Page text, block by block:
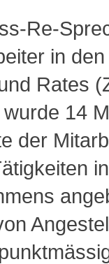
Re-
in
Rates
14
der